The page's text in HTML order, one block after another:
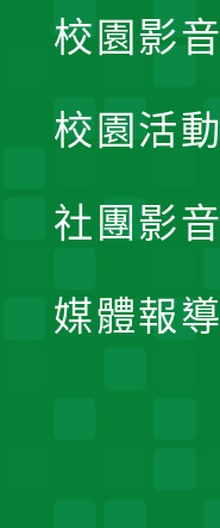
校園影音
校園活動
社團影音
媒體報導